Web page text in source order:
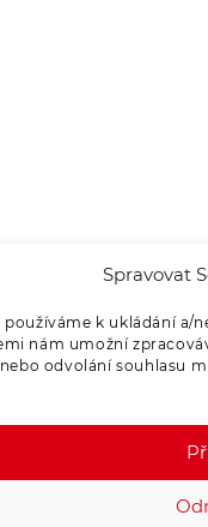
Spravovat
k ukládání
nám umožní
odvolání souhlasu